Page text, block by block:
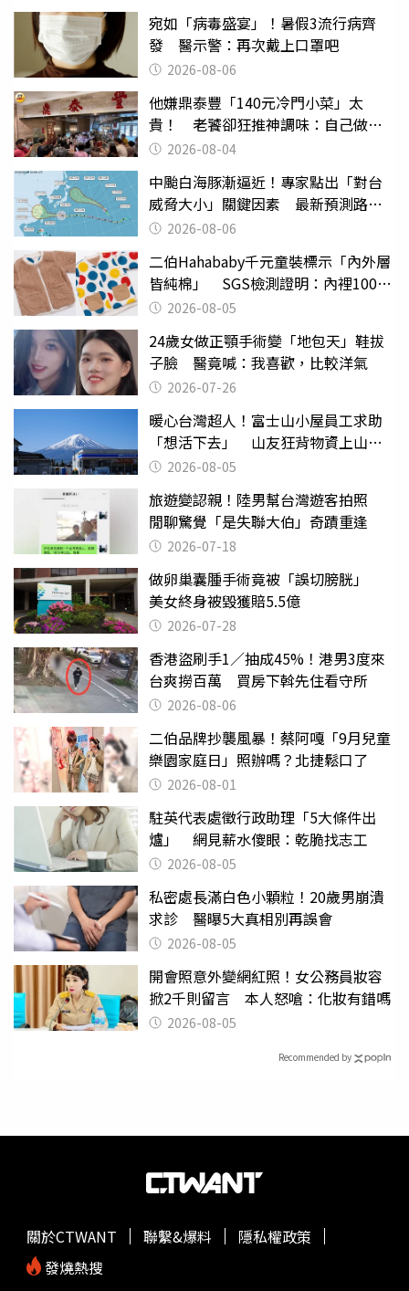
宛如「病毒盛宴」！暑假3流行病齊
發 醫示警：再次戴上口罩吧
2026-08-06
他嫌鼎泰豐「140元冷門小菜」太
貴！ 老饕卻狂推神調味：自己做不
出來2026-08-04
中颱白海豚漸逼近！專家點出「對台
威脅大小」關鍵因素 最新預測路徑
曝 2026-08-06
二伯Hahababy千元童裝標示「內外層
皆純棉」 SGS檢測證明：內裡100%
聚酯纖維
2026-08-05
24歲女做正顎手術變「地包天」鞋拔
子臉 醫竟喊：我喜歡，比較洋氣
2026-07-26
暖心台灣超人！富士山小屋員工求助
「想活下去」 山友狂背物資上山：
台灣真的是寶島
2026-08-05
旅遊變認親！陸男幫台灣遊客拍照
閒聊驚覺「是失聯大伯」奇蹟重逢
2026-07-18
做卵巢囊腫手術竟被「誤切膀胱」
美女終身被毀獲賠5.5億
2026-07-28
香港盜刷手1／抽成45%！港男3度來
台爽撈百萬 買房下斡先住看守所
2026-08-06
二伯品牌抄襲風暴！蔡阿嘎「9月兒童
樂園家庭日」照辦嗎？北捷鬆口了
2026-08-01
駐英代表處徵行政助理「5大條件出
爐」 網見薪水傻眼：乾脆找志工
2026-08-05
私密處長滿白色小顆粒！20歲男崩潰
求診 醫曝5大真相別再誤會
2026-08-05
開會照意外變網紅照！女公務員妝容
掀2千則留言 本人怒嗆：化妝有錯嗎
2026-08-05
Recommended by
關於CTWANT 聯繫&爆料
隱私權政策
發燒熱搜